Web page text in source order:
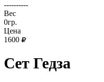
----------
Вес
0гр.
Цена
1600
Сет Гедза